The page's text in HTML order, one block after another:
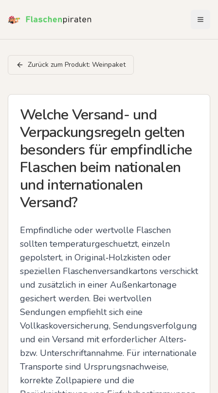
Zurück zum Produkt: Weinpaket
Welche Versand- und
Verpackungsregeln gelten
besonders für empfindliche
Flaschen beim nationalen
und internationalen
Versand?
Empfindliche oder wertvolle Flaschen
sollten temperaturgeschuetzt, einzeln
gepolstert, in Original‑Holzkisten oder
speziellen Flaschenversandkartons verschickt
und zusätzlich in einer Außenkartonage
gesichert werden. Bei wertvollen
Sendungen empfiehlt sich eine
Vollkaskoversicherung, Sendungsverfolgung
und ein Versand mit erforderlicher Alters‑
bzw. Unterschriftannahme. Für internationale
Transporte sind Ursprungsnachweise,
korrekte Zollpapiere und die